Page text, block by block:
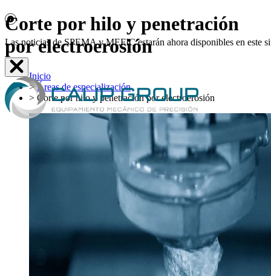
Las noticias de SPEMA y MEFIC estarán ahora disponibles en este
Corte por hilo y penetración
por electroerosión
Inicio
>Áreas de especialización
> Corte por hilo y penetración por electroerosión